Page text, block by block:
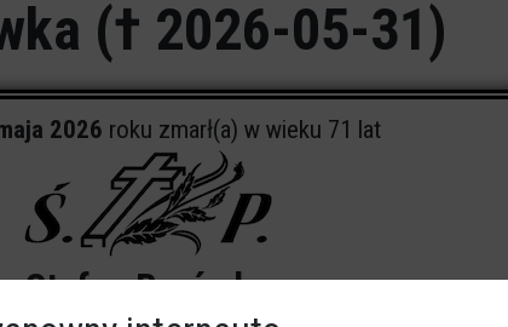
(† 2026-05-31)
2026 roku zmarł(a) w wieku 71 lat
Stefan Borówka